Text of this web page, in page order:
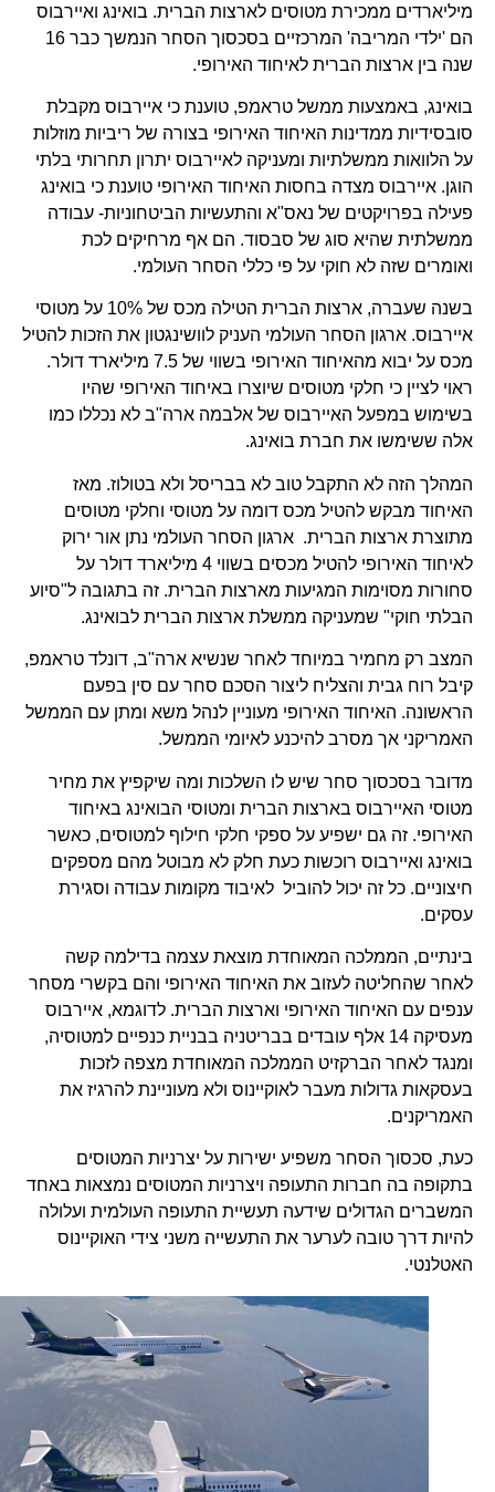
מיליארדים ממכירת מטוסים לארצות הברית. בואינג ואיירבוס
הם 'ילדי המריבה' המרכזיים בסכסוך הסחר הנמשך כבר 16
שנה בין ארצות הברית לאיחוד האירופי.
בואינג, באמצעות ממשל טראמפ, טוענת כי איירבוס מקבלת
סובסידיות ממדינות האיחוד האירופי בצורה של ריביות מוזלות
על הלוואות ממשלתיות ומעניקה לאיירבוס יתרון תחרותי בלתי
הוגן. איירבוס מצדה בחסות האיחוד האירופי טוענת כי בואינג
פעילה בפרויקטים של נאס"א והתעשיות הביטחוניות- עבודה
ממשלתית שהיא סוג של סבסוד. הם אף מרחיקים לכת
ואומרים שזה לא חוקי על פי כללי הסחר העולמי.
בשנה שעברה, ארצות הברית הטילה מכס של 10% על מטוסי
איירבוס. ארגון הסחר העולמי העניק לוושינגטון את הזכות להטיל
מכס על יבוא מהאיחוד האירופי בשווי של 7.5 מיליארד דולר.
ראוי לציין כי חלקי מטוסים שיוצרו באיחוד האירופי שהיו
בשימוש במפעל האיירבוס של אלבמה ארה"ב לא נכללו כמו
אלה ששימשו את חברת בואינג.
המהלך הזה לא התקבל טוב לא בבריסל ולא בטולוז. מאז
האיחוד מבקש להטיל מכס דומה על מטוסי וחלקי מטוסים
מתוצרת ארצות הברית. ארגון הסחר העולמי נתן אור ירוק
לאיחוד האירופי להטיל מכסים בשווי 4 מיליארד דולר על
סחורות מסוימות המגיעות מארצות הברית. זה בתגובה ל"סיוע
הבלתי חוקי" שמעניקה ממשלת ארצות הברית לבואינג.
המצב רק מחמיר במיוחד לאחר שנשיא ארה"ב, דונלד טראמפ,
קיבל רוח גבית והצליח ליצור הסכם סחר עם סין בפעם
הראשונה. האיחוד האירופי מעוניין לנהל משא ומתן עם הממשל
האמריקני אך מסרב להיכנע לאיומי הממשל.
מדובר בסכסוך סחר שיש לו השלכות ומה שיקפיץ את מחיר
מטוסי האיירבוס בארצות הברית ומטוסי הבואינג באיחוד
האירופי. זה גם ישפיע על ספקי חלקי חילוף למטוסים, כאשר
בואינג ואיירבוס רוכשות כעת חלק לא מבוטל מהם מספקים
חיצוניים. כל זה יכול להוביל לאיבוד מקומות עבודה וסגירת
עסקים.
בינתיים, הממלכה המאוחדת מוצאת עצמה בדילמה קשה
לאחר שהחליטה לעזוב את האיחוד האירופי והם בקשרי מסחר
ענפים עם האיחוד האירופי וארצות הברית. לדוגמא, איירבוס
מעסיקה 14 אלף עובדים בבריטניה בבניית כנפיים למטוסיה,
ומנגד לאחר הברקזיט הממלכה המאוחדת מצפה לזכות
בעסקאות גדולות מעבר לאוקיינוס ולא מעוניינת להרגיז את
האמריקנים.
כעת, סכסוך הסחר משפיע ישירות על יצרניות המטוסים
בתקופה בה חברות התעופה ויצרניות המטוסים נמצאות באחד
המשברים הגדולים שידעה תעשיית התעופה העולמית ועלולה
להיות דרך טובה לערער את התעשייה משני צידי האוקיינוס ​​
האטלנטי.